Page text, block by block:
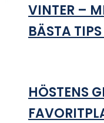
VINTER –
BÄSTA TIPS
HÖSTENS